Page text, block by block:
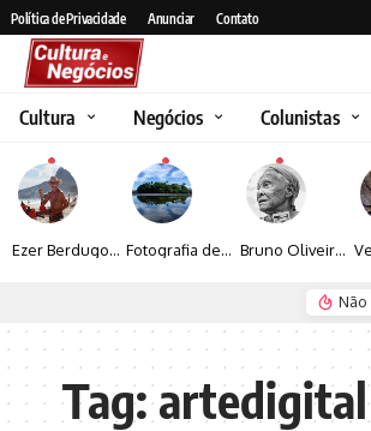
Política de Privacidade Anunciar Contato
Cultura Negócios Colunistas
Ezer Berdugo transforma experiências multiculturais e memórias em narrativas visuais por meio da fotografia Fotografia de Fátima Carlini transforma paisagens naturais em experiências de contemplação Bruno Oliveira retrata o cotidiano urbano por meio da fotografia em preto e branco
Não
Tag:artedigital